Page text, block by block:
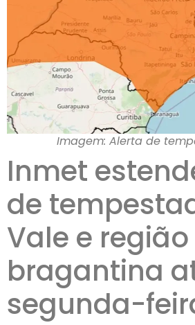
Imagem: Alerta de
Inmet
de
Vale e região
bragantina
segunda-